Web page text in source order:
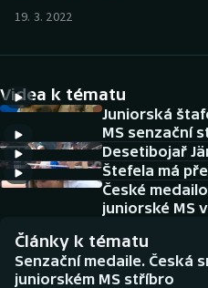
Cyklistika
DALŠÍ SPORTY
Americký fotbal
Baseball a softbal
Basketbal
NEPŘEHLÉDNĚTE
Historické návraty
19. 3. 2022
Videa k tématu
Juniorská
MS senzační
Desetibojař
Štefela má
České
juniorské MS
Články k tématu
Senzační medaile. Česká
juniorském MS stříbro